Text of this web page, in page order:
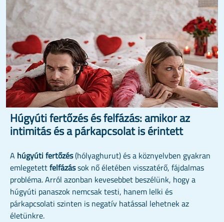
Húgyúti fertőzés és felfázás: amikor az
intimitás és a párkapcsolat is érintett
A húgyúti fertőzés(hólyaghurut) és a köznyelvben gyakran
emlegetettfelfázássok nő életében visszatérő, fájdalmas
probléma. Arról azonban kevesebbet beszélünk, hogy a
húgyúti panaszok nemcsak testi, hanem lelki és
párkapcsolati szinten is negatív hatással lehetnek az
életünkre.